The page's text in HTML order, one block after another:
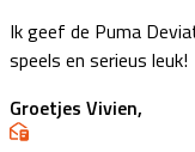
Ik geef de Puma
speels en serieus leuk!
Groetjes Vivien,